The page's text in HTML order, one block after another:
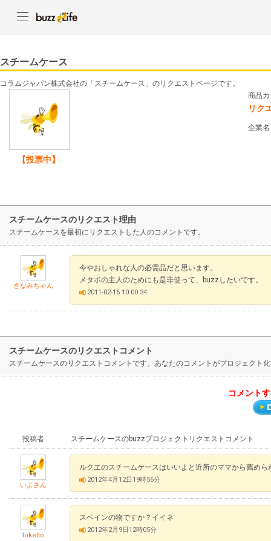
スチームケース
コラムジャパン株式会社の「スチームケース」のリクエストページです。
【投票中】
商品
リク
企業
スチームケースのリクエスト理由
スチームケースを最初にリクエストした人のコメントです。
きなみちゃん
今やおしゃれな人の必需品だと思います。
メタボの主人のためにも是非使って、buzzしたいです。
2011-02-16 10:00:34
スチームケースのリクエストコメント
スチームケースのリクエストコメントです。あなたのコメントがプロジェクト
コメント
投稿者 スチームケースのbuzzプロジェクトリクエストコメント
いよさん
ルクエのスチームケースはいいよと近所のママから薦め
2012年4月12日19時56分
loketto
スペインの物ですか？イイネ
2012年2月9日12時05分